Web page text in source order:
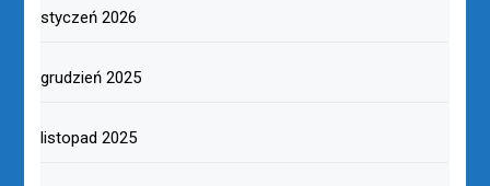
styczeń 2026
grudzień 2025
listopad 2025